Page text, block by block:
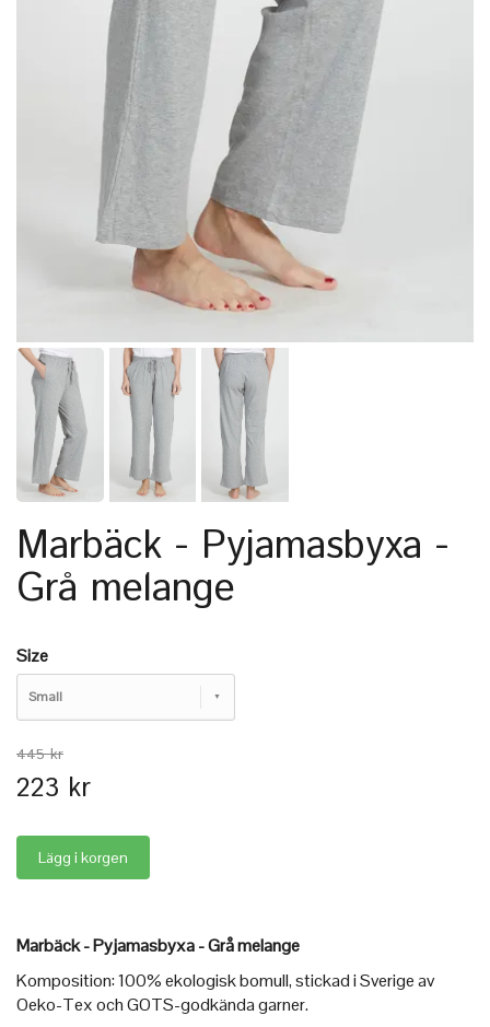
Marbäck - Pyjamasbyxa -
Grå melange
Size
Small
445 kr
223 kr
Marbäck - Pyjamasbyxa - Grå melange
Komposition: 100% ekologisk bomull, stickad i Sverige av
Oeko-Tex och GOTS-godkända garner.